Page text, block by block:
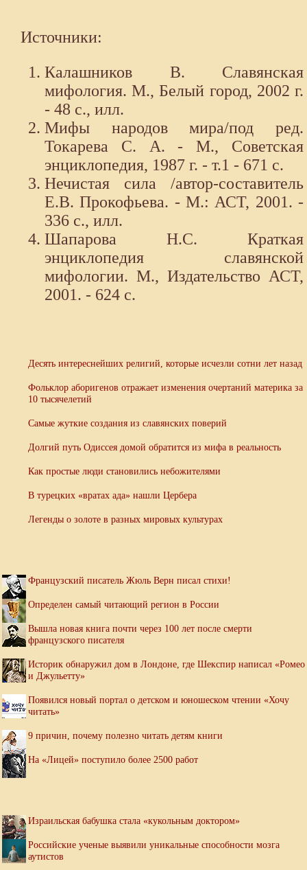
Источники:
Калашников В. Славянская
мифология. М., Белый город, 2002 г.
- 48 с., илл.
Мифы народов мира/под ред.
Токарева С. А. - М., Советская
энциклопедия, 1987 г. - т.1 - 671 с.
Нечистая сила /автор-составитель
Е.В. Прокофьева. - М.: АСТ, 2001. -
336 с., илл.
Шапарова Н.С. Краткая
энциклопедия славянской
мифологии. М., Издательство АСТ,
2001. - 624 с.
Десять интереснейших религий, которые исчезли сотни лет назад
Фольклор аборигенов отражает изменения очертаний материка за
10 тысячелетий
Самые жуткие создания из славянских поверий
Долгий путь Одиссея домой обратится из мифа в реальность
Как простые люди становились небожителями
В турецких «вратах ада» нашли Цербера
Легенды о золоте в разных мировых культурах
Французский писатель Жюль Верн писал стихи!
Определен самый читающий регион в России
Вышла новая книга почти через 100 лет после смерти
французского писателя
Историк обнаружил дом в Лондоне, где Шекспир написал «Ромео
и Джульетту»
Появился новый портал о детском и юношеском чтении «Хочу
читать»
9 причин, почему полезно читать детям книги
На «Лицей» поступило более 2500 работ
Израильская бабушка стала «кукольным доктором»
Российские ученые выявили уникальные способности мозга
аутистов